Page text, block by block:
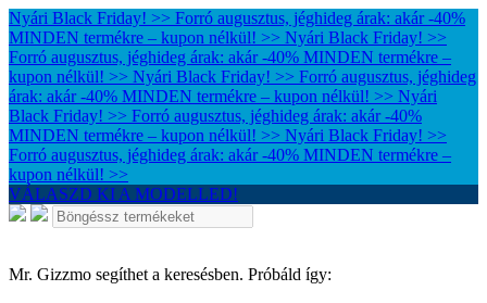
Nyári Black Friday! >> Forró augusztus, jéghideg árak: akár -40%
MINDEN termékre – kupon nélkül! >> Nyári Black Friday! >>
Forró augusztus, jéghideg árak: akár -40% MINDEN termékre –
kupon nélkül! >> Nyári Black Friday! >> Forró augusztus, jéghideg
árak: akár -40% MINDEN termékre – kupon nélkül! >> Nyári
Black Friday! >> Forró augusztus, jéghideg árak: akár -40%
MINDEN termékre – kupon nélkül! >> Nyári Black Friday! >>
Forró augusztus, jéghideg árak: akár -40% MINDEN termékre –
kupon nélkül! >>
VÁLASZD KI A MODELLED!
Mr. Gizzmo segíthet a keresésben. Próbáld így: